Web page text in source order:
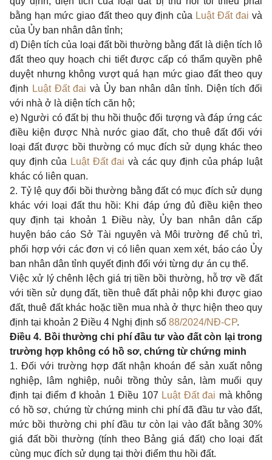
bằng hạn mức giao đất theo quy định của Luật Đất đai và
của Ủy ban nhân dân tỉnh;
d) Diện tích của loại đất bồi thường bằng đất là diện tích lô
đất theo quy hoạch chi tiết được cấp có thẩm quyền phê
duyệt nhưng không vượt quá hạn mức giao đất theo quy
định Luật Đất đai và Ủy ban nhân dân tỉnh. Diện tích đối
với nhà ở là diện tích căn hộ;
e) Người có đất bị thu hồi thuộc đối tượng và đáp ứng các
điều kiện được Nhà nước giao đất, cho thuê đất đối với
loại đất được bồi thường có mục đích sử dụng khác theo
quy định của Luật Đất đai và các quy định của pháp luật
khác có liên quan.
2. Tỷ lệ quy đổi bồi thường bằng đất có mục đích sử dụng
khác với loại đất thu hồi: Khi đáp ứng đủ điều kiện theo
quy định tại khoản 1 Điều này, Ủy ban nhân dân cấp
huyện báo cáo Sở Tài nguyên và Môi trường để chủ trì,
phối hợp với các đơn vị có liên quan xem xét, báo cáo Ủy
ban nhân dân tỉnh quyết định đối với từng dự án cụ thể.
Việc xử lý chênh lệch giá trị tiền bồi thường, hỗ trợ về đất
với tiền sử dụng đất, tiền thuê đất phải nộp khi được giao
đất, thuê đất khác hoặc tiền mua nhà ở thực hiện theo quy
định tại khoản 2 Điều 4 Nghị định số 88/2024/NĐ-CP.
Điều 4. Bồi thường chi phí đầu tư vào đất còn lại trong
trường hợp không có hồ sơ, chứng từ chứng minh
1. Đối với trường hợp đất nhận khoán để sản xuất nông
nghiệp, lâm nghiệp, nuôi trồng thủy sản, làm muối quy
định tại điểm đ khoản 1 Điều 107 Luật Đất đai mà không
có hồ sơ, chứng từ chứng minh chi phí đã đầu tư vào đất,
mức bồi thường chi phí đầu tư còn lại vào đất bằng 30%
giá đất bồi thường (tính theo Bảng giá đất) cho loại đất
cùng mục đích sử dụng tại thời điểm thu hồi đất.